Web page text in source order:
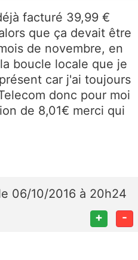
facturé 39,99 €
que ça devait être
de novembre, en
boucle locale que je
car j'ai toujours
donc pour moi
de 8,01€ merci qui
06/10/2016 à 20h24
+ -